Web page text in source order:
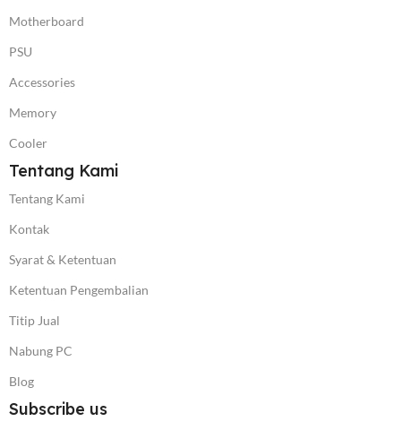
Motherboard
PSU
Accessories
Memory
Cooler
Tentang Kami
Tentang Kami
Kontak
Syarat & Ketentuan
Ketentuan Pengembalian
Titip Jual
Nabung PC
Blog
Subscribe us